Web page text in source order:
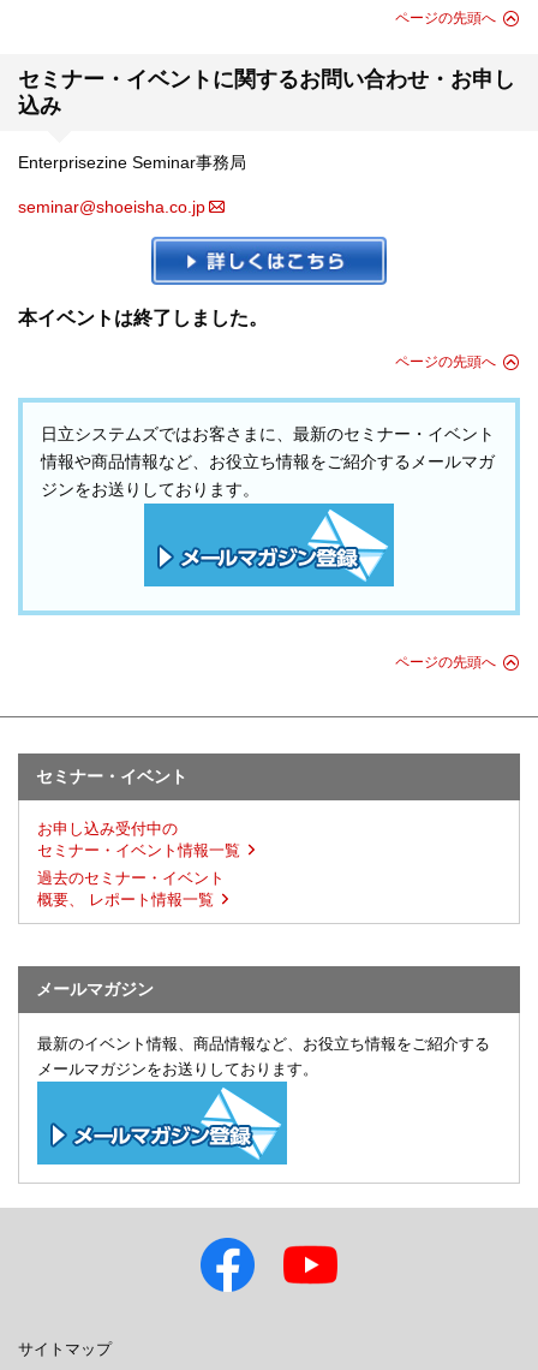
ページの先頭へ
セミナー・イベントに関するお問い合わせ・お申し
込み
Enterprisezine Seminar事務局
seminar@shoeisha.co.jp
本イベントは終了しました。
ページの先頭へ
日立システムズではお客さまに、最新のセミナー・イベント
情報や商品情報など、お役立ち情報をご紹介するメールマガ
ジンをお送りしております。
ページの先頭へ
セミナー・イベント
お申し込み受付中の
セミナー・イベント情報一覧
過去のセミナー・イベント
概要、 レポート情報一覧
メールマガジン
最新のイベント情報、商品情報など、お役立ち情報をご紹介する
メールマガジンをお送りしております。
サイトマップ